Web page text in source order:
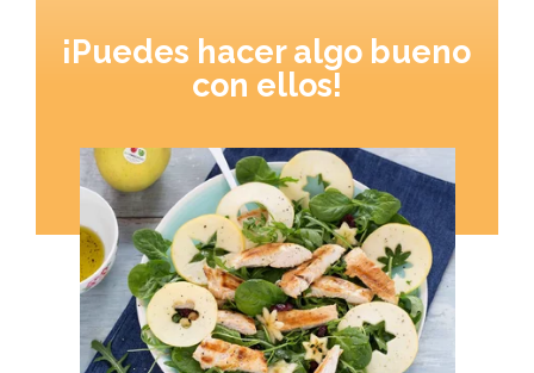
¡Puedes hacer algo bueno
con ellos!